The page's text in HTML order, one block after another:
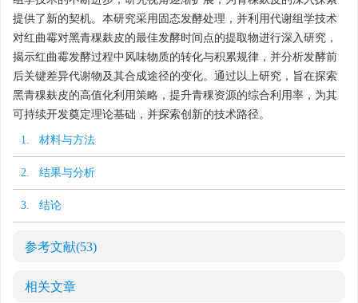
提供了新的契机。本研究采用固态发酵处理，并利用代谢组学技术
对红曲霉对黑青稞麸皮的最佳发酵时间点的提取物进行深入研究，
揭示红曲霉发酵过程中风味物质的转化与积累规律，并分析发酵前
后关键差异代谢物及其合成途径的变化。通过以上研究，旨在探索
黑青稞麸皮的高值化利用策略，提升青稞资源的综合利用率，为其
可持续开发奠定理论基础，并探索创新的技术路径。
1. 材料与方法
2. 结果与分析
3. 结论
参考文献(53)
相关文章